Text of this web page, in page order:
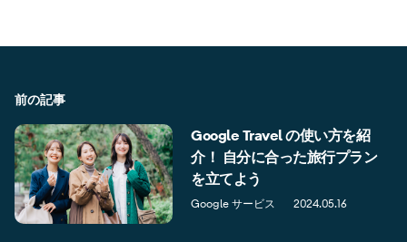
前の記事
Google Travel の使い方を紹
介！ 自分に合った旅行プラン
を立てよう
Google サービス 2024.05.16